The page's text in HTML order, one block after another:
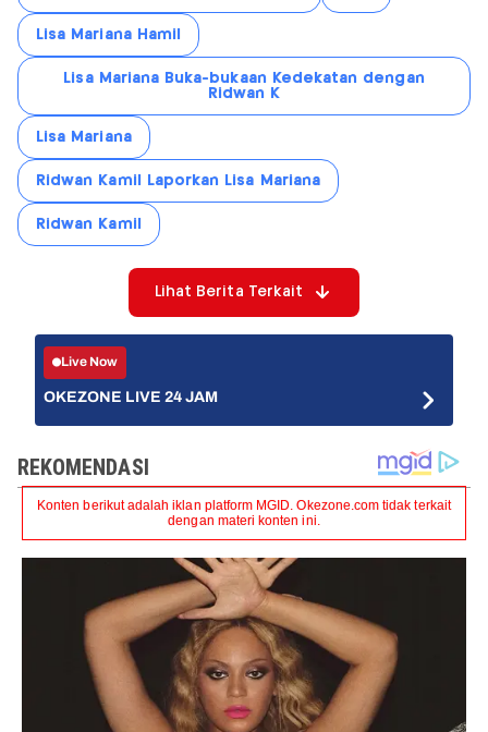
Lisa Mariana Hamil
Lisa Mariana Buka-bukaan Kedekatan dengan
Ridwan K
Lisa Mariana
Ridwan Kamil Laporkan Lisa Mariana
Ridwan Kamil
Lihat Berita Terkait
Live Now
OKEZONE LIVE 24 JAM